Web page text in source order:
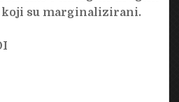
koji su marginalizirani.